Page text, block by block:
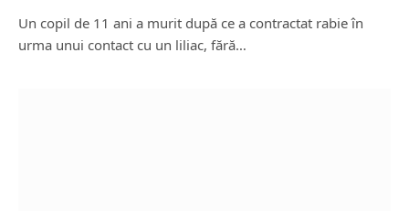
Un copil de 11 ani a murit după ce a contractat rabie în
urma unui contact cu un liliac, fără…